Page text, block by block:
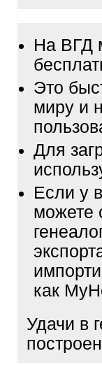
На ВГД
Это
миру и
Для
Если у
можете
как
Удачи в